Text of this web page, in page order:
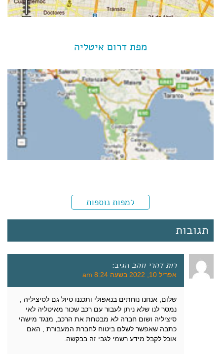
מפת דרום איטליה
למפות נוספות
תגובות
רות דהרי ווהב הגיב:
אפריל 10, 2022 בשעה 8:24 am
שלום, אנחנו נוחתים בנאפולי ותכננו טיול גם לסיציליה ,
נמסר לנו שלא ניתן לעבור עם רכב שכור מאיטליה לאי
סיציליה ושום חברה לא מבטחת את הרכב, מנגד מישהי
כתבה שאפשר לשלם ביטוח לחברת המעבורת , האם
אוכל לקבל מידע רשמי לגבי זה בבקשה.